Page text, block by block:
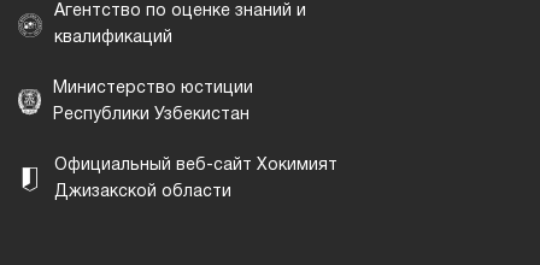
Агентство по оценке знаний и
квалификаций
Министерство юстиции
Республики Узбекистан
Официальный веб-сайт Хокимият
Джизакской области